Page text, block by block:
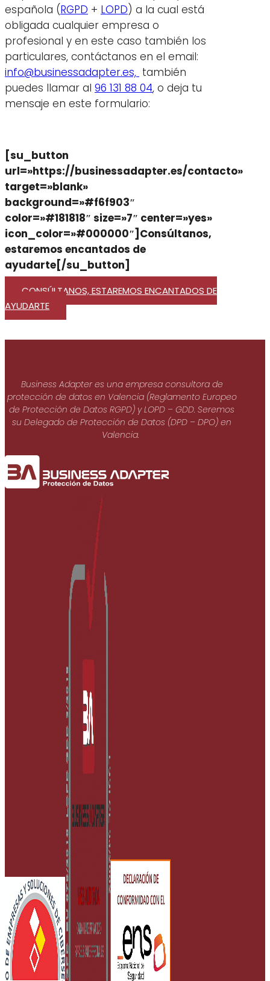
española (RGPD + LOPD) a la cual está
obligada cualquier empresa o
profesional y en este caso también los
particulares, contáctanos en el email:
info@businessadapter.es, también
puedes llamar al 96 131 88 04, o deja tu
mensaje en este formulario:
[su_button
url=»https://businessadapter.es/contacto»
target=»blank»
background=»#f6f903″
color=»#181818″ size=»7″ center=»yes»
icon_color=»#000000″]Consúltanos,
estaremos encantados de
ayudarte[/su_button]
CONSÚLTANOS, ESTAREMOS ENCANTADOS DE
AYUDARTE
Business Adapter es una empresa consultora de
protección de datos en Valencia (Reglamento Europeo
de Protección de Datos RGPD) y LOPD – GDD. Seremos
su Delegado de Protección de Datos (DPD – DPO) en
Valencia.